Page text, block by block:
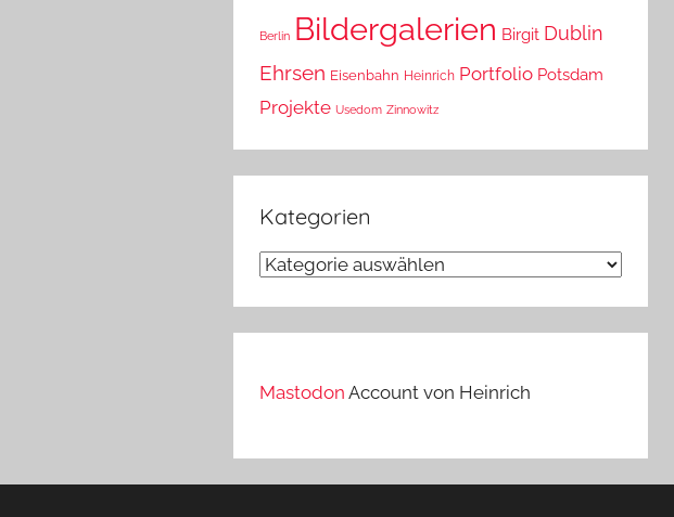
Berlin Bildergalerien Birgit Dublin
Ehrsen Eisenbahn Heinrich Portfolio Potsdam
Projekte Usedom Zinnowitz
Kategorien
Kategorien
Mastodon Account von Heinrich